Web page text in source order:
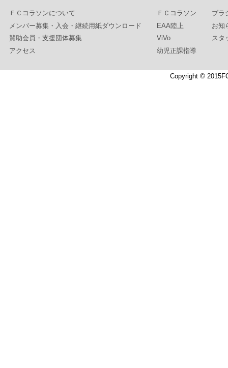
ＦＣコラソンについて
メンバー募集・入会・継続用紙ダウンロード
賛助会員・支援団体募集
アクセス
ＦＣコラソン
EAA陸上
ViVo
幼児正課指導
ブラ
お知
スタ
Copyright ©